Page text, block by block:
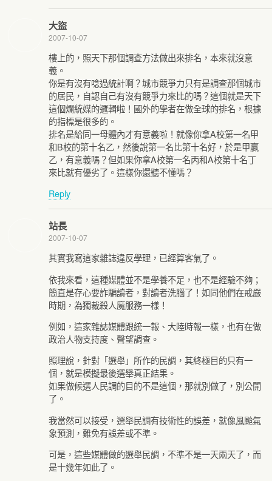
大盜
2007-10-07
樓上的，照天下那個調查方法做出來排名，本來就沒意
義。
你是有沒有唸過統計啊？城市競爭力只有是調查那個城市
的居民，自認自己有沒有競爭力來比的嗎？這個就是天下
這個爛統媒的邏輯啦！國外的學者在做全球的排名，根據
的指標是很多的。
排名是給同一母體內才有意義啦！就像你拿A校第一名甲
和B校的第十名乙，然後說第一名比第十名好，於是甲贏
乙，有意義嗎？但如果你拿A校第一名丙和A校第十名丁
來比就有優劣了。這樣你還聽不懂嗎？
Reply
站長
2007-10-07
其實我寫這家雜誌違反學理，已經算客氣了。
依我來看，這種媒體並不是學養不足，也不是經驗不夠；
簡直是存心要詐騙讀者，對讀者洗腦了！如同他們在戒嚴
時期，為獨裁殺人魔服務一樣！
例如，這家雜誌媒體跟統一報、大陸時報一樣，也有在做
政治人物支持度、聲望調查。
照理說，針對「選舉」所作的民調，其終極目的只有一
個，就是模擬最後選舉真正結果。
如果做候選人民調的目的不是這個，那就別做了，別公開
了。
我當然可以接受，選舉民調有技術性的誤差，就像風颱氣
象預測，難免有誤差或不準。
可是，這些媒體做的選舉民調，不準不是一天兩天了，而
是十幾年如此了。